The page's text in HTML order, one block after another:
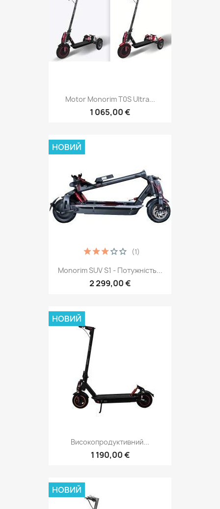
Motor Monorim T0S Ultra...
1 065,00 €
Monorim SUV S1 - Потужність...
2 299,00 €
(1)
НОВИЙ
Високопродуктивний...
1 190,00 €
НОВИЙ
НОВИЙ